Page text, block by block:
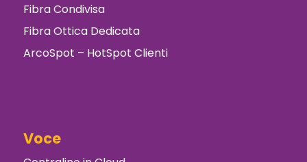
Fibra Condivisa
Fibra Ottica Dedicata
ArcoSpot – HotSpot Clienti
Voce